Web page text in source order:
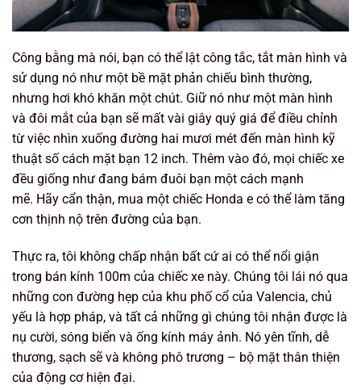
Công bằng mà nói, bạn có thể lật công tắc, tắt màn hình và
sử dụng nó như một bề mặt phản chiếu bình thường,
nhưng hơi khó khăn một chút. Giữ nó như một màn hình
và đôi mắt của bạn sẽ mất vài giây quý giá để điều chỉnh
từ việc nhìn xuống đường hai mươi mét đến màn hình kỹ
thuật số cách mặt bạn 12 inch. Thêm vào đó, mọi chiếc xe
đều giống như đang bám đuôi bạn một cách mạnh
mẽ. Hãy cẩn thận, mua một chiếc Honda e có thể làm tăng
cơn thịnh nộ trên đường của bạn.
Thực ra, tôi không chấp nhận bất cứ ai có thể nổi giận
trong bán kính 100m của chiếc xe này. Chúng tôi lái nó qua
những con đường hẹp của khu phố cổ của Valencia, chủ
yếu là hợp pháp, và tất cả những gì chúng tôi nhận được là
nụ cười, sóng biển và ống kính máy ảnh. Nó yên tĩnh, dễ
thương, sạch sẽ và không phô trương – bộ mặt thân thiện
của động cơ hiện đại.